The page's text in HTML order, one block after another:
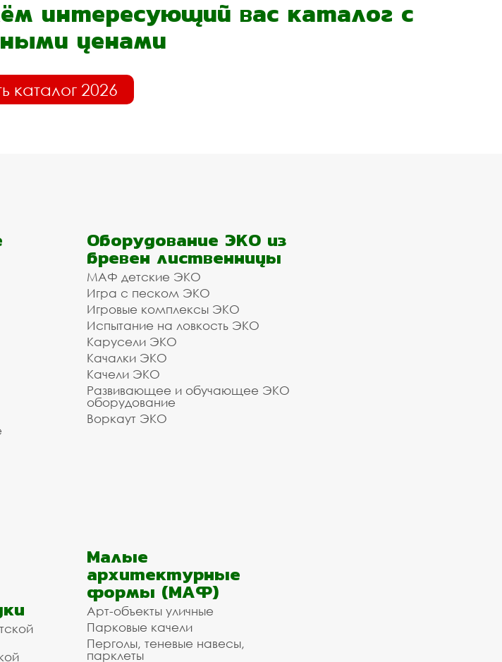
интересующий вас каталог с
ценами
каталог 2026
Оборудование ЭКО из
бревен лиственницы
МАФ детские ЭКО
Игра с песком ЭКО
Игровые комплексы ЭКО
Испытание на ловкость ЭКО
Карусели ЭКО
Качалки ЭКО
Качели ЭКО
Развивающее и обучающее ЭКО
оборудование
Воркаут ЭКО
Малые
архитектурные
формы (МАФ)
Арт-объекты уличные
Парковые качели
Перголы, теневые навесы,
парклеты